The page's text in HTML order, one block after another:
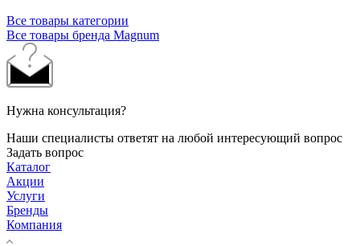
Все товары категории
Все товары бренда Magnum
Нужна консультация?
Наши специалисты ответят на любой интересующий вопрос
Задать вопрос
Каталог
Акции
Услуги
Бренды
Компания